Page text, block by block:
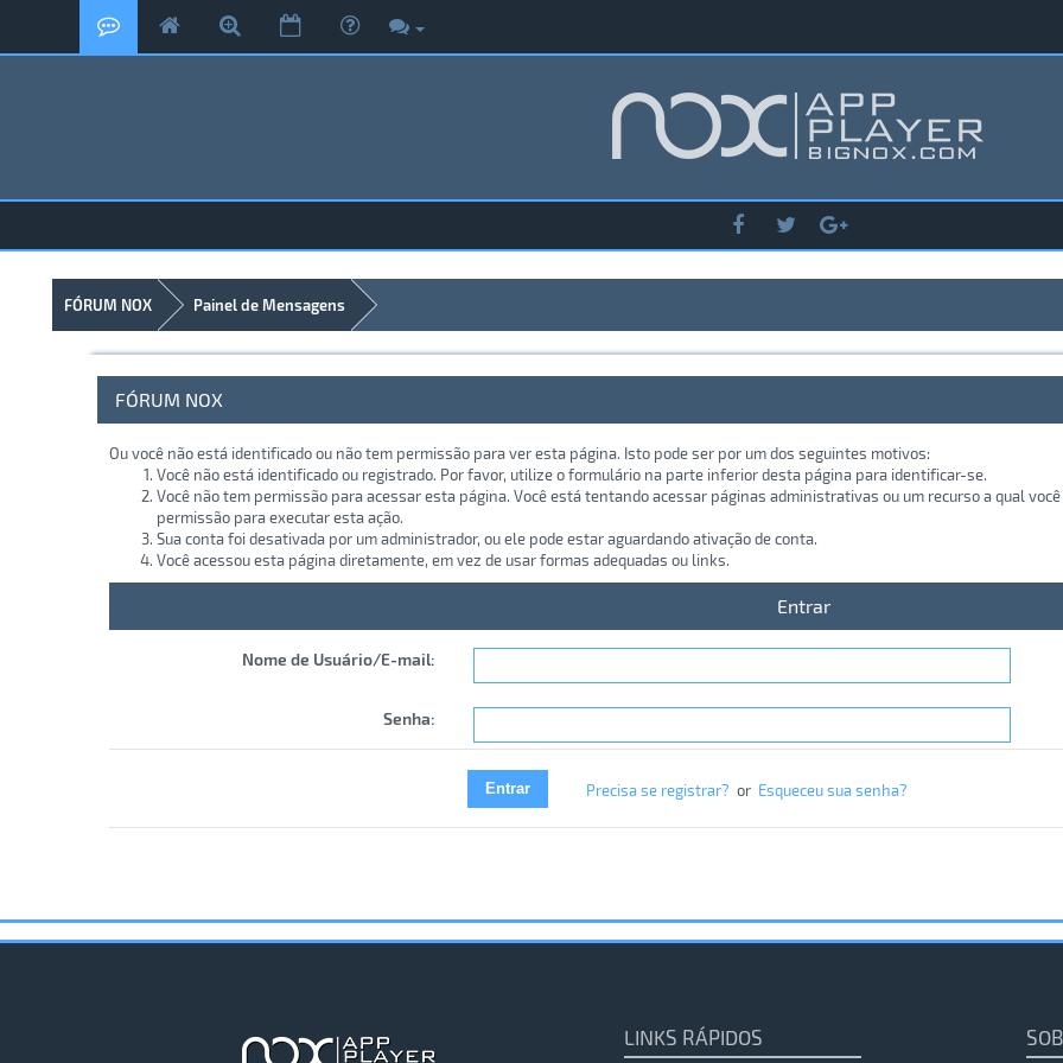
FÓRUM NOX Painel de Mensagens
FÓRUM NOX
Ou você não está identificado ou não tem permissão para ver esta página. Isto pode ser por um dos seguintes motivos:
Você não está identificado ou registrado. Por favor, utilize o formulário na parte inferior desta página para identificar-se.
Você não tem permissão para acessar esta página. Você está tentando acessar páginas administrativas ou um recurso a qual
permissão para executar esta ação.
Sua conta foi desativada por um administrador, ou ele pode estar aguardando ativação de conta.
Você acessou esta página diretamente, em vez de usar formas adequadas ou links.
Entrar
Nome de Usuário/E-mail:
Senha:
Precisa se registrar? or Esqueceu sua senha?
LINKS RÁPIDOS